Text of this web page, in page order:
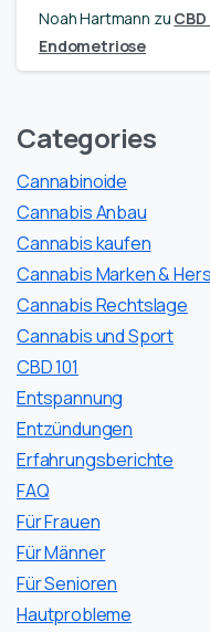
Noah Hartmann zu
Endometriose
Categories
Cannabinoide
Cannabis Anbau
Cannabis kaufen
Cannabis Marken &
Cannabis Rechtslage
Cannabis und Sport
CBD 101
Entspannung
Entzündungen
Erfahrungsberichte
FAQ
Für Frauen
Für Männer
Für Senioren
Hautprobleme